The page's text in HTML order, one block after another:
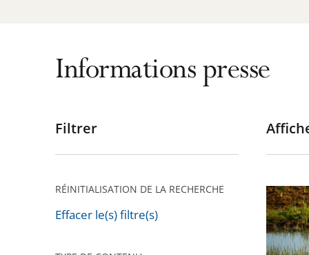
Informations presse
Passer
pour
après
Filtrer
RÉINITIALISATION DE LA RECHERCHE
Effacer le(s) filtre(s)
:
le